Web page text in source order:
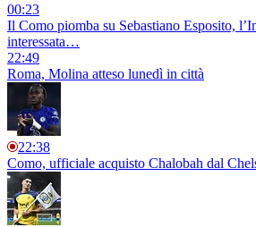
00:23
Il Como piomba su Sebastiano Esposito,
interessata…
22:49
Roma, Molina atteso lunedì in città
22:38
Como, ufficiale acquisto Chalobah dal